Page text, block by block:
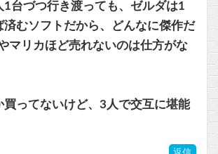
1台づつ行き渡っても、ゼルダは1
済むソフトだから、どんなに傑作だ
マリカほど売れないのは仕方がな
買ってないけど、3人で交互に堪能